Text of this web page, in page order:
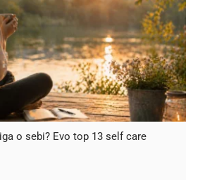
o sebi? Evo top 13 self care